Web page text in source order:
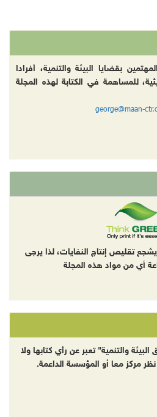
بقضايا البيئة والتنمية، أفرادا
للمساهمة في الكتابة لهذه المجلة
george@maan-
تقليص إنتاج النفايات، لذا يرجى
أي من مواد هذه المجلة
والتنمية" تعبر عن رأي كتابها ولا
مركز معا أو المؤسسة الداعمة.